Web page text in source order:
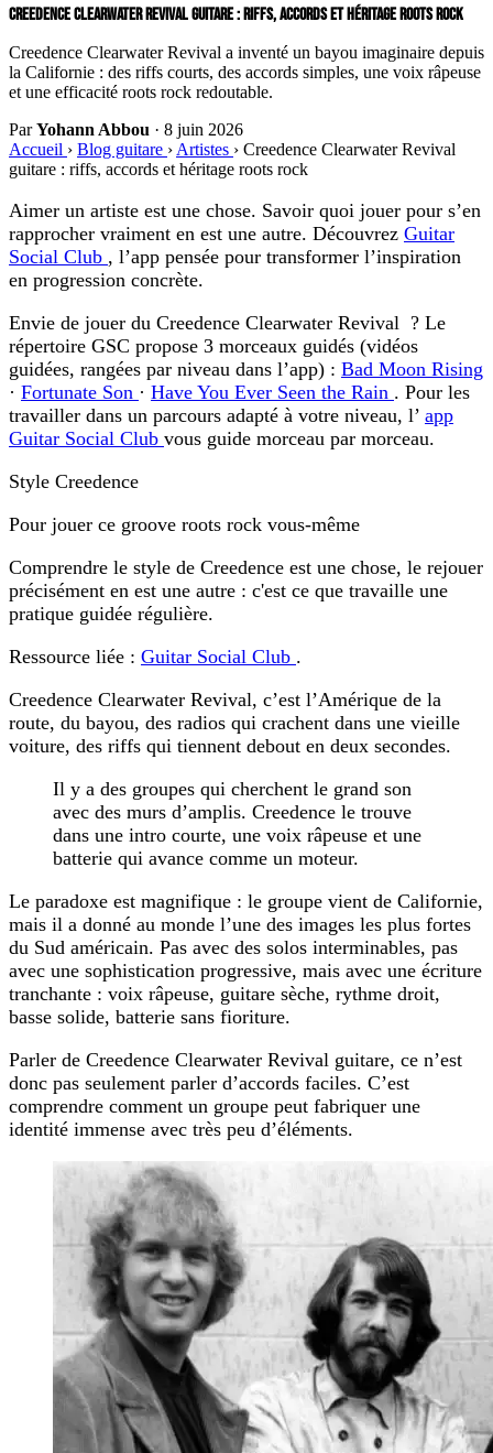
CREEDENCE CLEARWATER REVIVAL GUITARE : RIFFS, ACCORDS ET HÉRITAGE ROOTS ROCK
Creedence Clearwater Revival a inventé un bayou imaginaire depuis
la Californie : des riffs courts, des accords simples, une voix râpeuse
et une efficacité roots rock redoutable.
ParYohann Abbou · 8 juin 2026
Accueil › Blog guitare › Artistes › Creedence Clearwater Revival
guitare : riffs, accords et héritage roots rock
Aimer un artiste est une chose. Savoir quoi jouer pour s’en
rapprocher vraiment en est une autre. Découvrez Guitar
Social Club , l’app pensée pour transformer l’inspiration
en progression concrète.
Envie de jouer du Creedence Clearwater Revival ? Le
répertoire GSC propose 3 morceaux guidés (vidéos
guidées, rangées par niveau dans l’app) : Bad Moon Rising
· Fortunate Son · Have You Ever Seen the Rain . Pour les
travailler dans un parcours adapté à votre niveau, l’ app
Guitar Social Club vous guide morceau par morceau.
Style Creedence
Pour jouer ce groove roots rock vous-même
Comprendre le style de Creedence est une chose, le rejouer
précisément en est une autre : c'est ce que travaille une
pratique guidée régulière.
Ressource liée : Guitar Social Club .
Creedence Clearwater Revival, c’est l’Amérique de la
route, du bayou, des radios qui crachent dans une vieille
voiture, des riffs qui tiennent debout en deux secondes.
Il y a des groupes qui cherchent le grand son
avec des murs d’amplis. Creedence le trouve
dans une intro courte, une voix râpeuse et une
batterie qui avance comme un moteur.
Le paradoxe est magnifique : le groupe vient de Californie,
mais il a donné au monde l’une des images les plus fortes
du Sud américain. Pas avec des solos interminables, pas
avec une sophistication progressive, mais avec une écriture
tranchante : voix râpeuse, guitare sèche, rythme droit,
basse solide, batterie sans fioriture.
Parler de Creedence Clearwater Revival guitare, ce n’est
donc pas seulement parler d’accords faciles. C’est
comprendre comment un groupe peut fabriquer une
identité immense avec très peu d’éléments.